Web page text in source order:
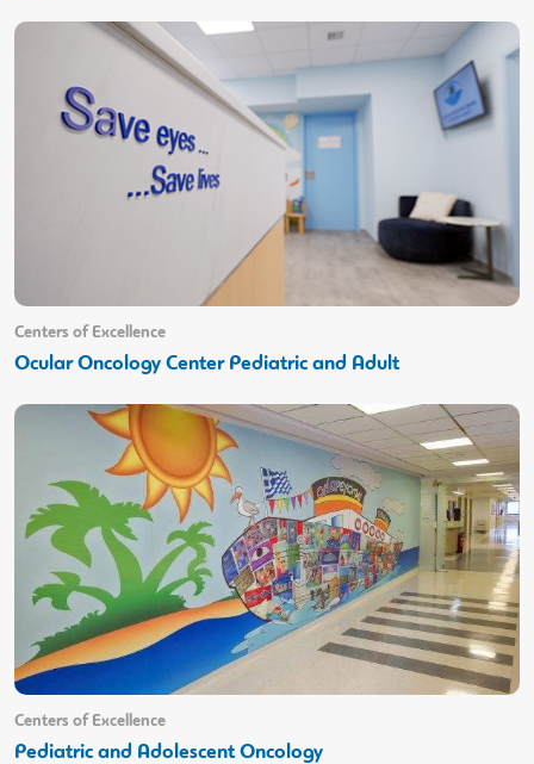
Centers of Excellence
Ocular Oncology Center Pediatric and Adult
Centers of Excellence
Pediatric and Adolescent Oncology